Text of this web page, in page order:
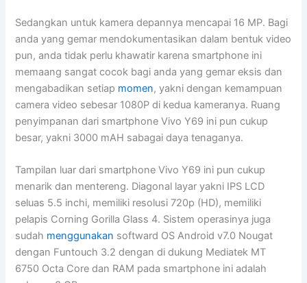
Sedangkan untuk kamera depannya mencapai 16 MP. Bagi
anda yang gemar mendokumentasikan dalam bentuk video
pun, anda tidak perlu khawatir karena smartphone ini
memaang sangat cocok bagi anda yang gemar eksis dan
mengabadikan setiap momen, yakni dengan kemampuan
camera video sebesar 1080P di kedua kameranya. Ruang
penyimpanan dari smartphone Vivo Y69 ini pun cukup
besar, yakni 3000 mAH sabagai daya tenaganya.
Tampilan luar dari smartphone Vivo Y69 ini pun cukup
menarik dan mentereng. Diagonal layar yakni IPS LCD
seluas 5.5 inchi, memiliki resolusi 720p (HD), memiliki
pelapis Corning Gorilla Glass 4. Sistem operasinya juga
sudah menggunakan softward OS Android v7.0 Nougat
dengan Funtouch 3.2 dengan di dukung Mediatek MT
6750 Octa Core dan RAM pada smartphone ini adalah